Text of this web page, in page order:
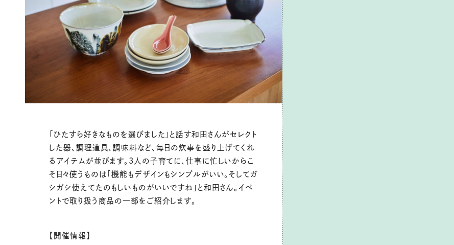
「ひたすら好きなものを選びました」と話す和田さんがセレクト
した器、調理道具、調味料など、毎日の炊事を盛り上げてくれ
るアイテムが並びます。3人の子育てに、仕事に忙しいからこ
そ日々使うものは「機能もデザインもシンプルがいい。そしてガ
シガシ使えてたのもしいものがいいですね」と和田さん。イベ
ントで取り扱う商品の一部をご紹介します。
【開催情報】